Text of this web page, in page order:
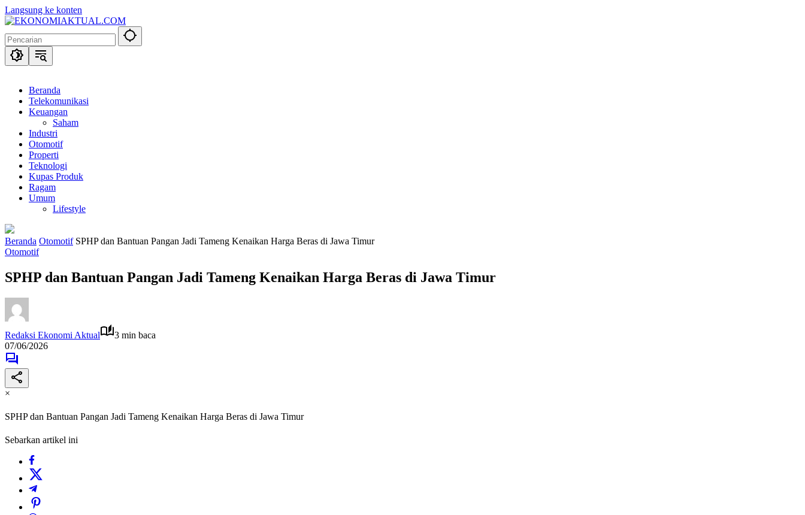
Langsung ke konten
Beranda
Telekomunikasi
Keuangan
Saham
Industri
Otomotif
Properti
Teknologi
Kupas Produk
Ragam
Umum
Lifestyle
Beranda Otomotif SPHP dan Bantuan Pangan Jadi Tameng Kenaikan Harga Beras di Jawa Timur
Otomotif
SPHP dan Bantuan Pangan Jadi Tameng Kenaikan Harga Beras di Jawa Timur
Redaksi Ekonomi Aktual
3 min baca
07/06/2026
×
SPHP dan Bantuan Pangan Jadi Tameng Kenaikan Harga Beras di Jawa Timur
Sebarkan artikel ini